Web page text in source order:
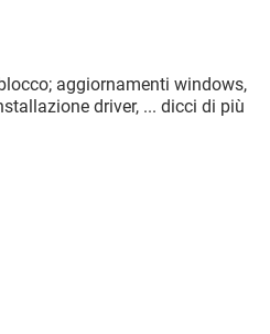
aggiornamenti windows,
driver, ... dicci di più